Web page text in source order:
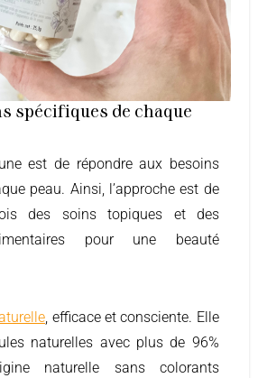
spécifiques de chaque
peau. Ainsi, l’approche est de
des soins topiques et des
pour une beauté
, efficace et consciente. Elle
naturelles avec plus de 96%
naturelle sans colorants